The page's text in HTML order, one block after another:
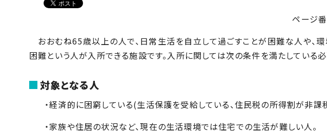
ページ
おおむね65歳以上の人で、日常生活を自立して過ごすことが困難な人や、
困難という人が入所できる施設です。入所に関しては次の条件を満たしている必
対象となる人
・経済的に困窮している(生活保護を受給している、住民税の所得割が非課
・家族や住居の状況など、現在の生活環境では住宅での生活が難しい人。